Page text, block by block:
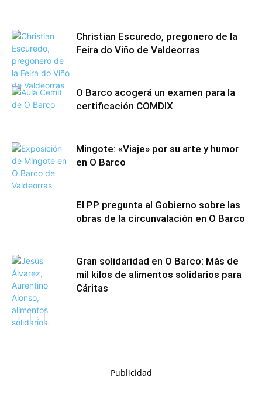
Christian Escuredo, pregonero de la
Feira do Viño de Valdeorras
O Barco acogerá un examen para la
certificación COMDIX
Mingote: «Viaje» por su arte y humor
en O Barco
El PP pregunta al Gobierno sobre las
obras de la circunvalación en O Barco
Gran solidaridad en O Barco: Más de
mil kilos de alimentos solidarios para
Cáritas
Publicidad